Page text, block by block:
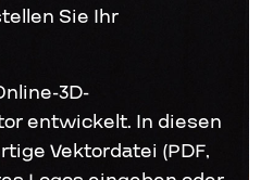
Sie Ihr
3D-
entwickelt. In diesen
Vektordatei (PDF,